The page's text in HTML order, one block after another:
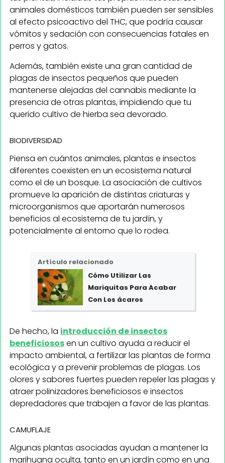
animales domésticos también pueden ser sensibles
al efecto psicoactivo del THC, que podría causar
vómitos y sedación con consecuencias fatales en
perros y gatos.
Además, también existe una gran cantidad de
plagas de insectos pequeños que pueden
mantenerse alejadas del cannabis mediante la
presencia de otras plantas, impidiendo que tu
querido cultivo de hierba sea devorado.
BIODIVERSIDAD
Piensa en cuántos animales, plantas e insectos
diferentes coexisten en un ecosistema natural
como el de un bosque. La asociación de cultivos
promueve la aparición de distintas criaturas y
microorganismos que aportarán numerosos
beneficios al ecosistema de tu jardín, y
potencialmente al entorno que lo rodea.
Artículo relacionado
Cómo Utilizar Las
Mariquitas Para Acabar
Con Los ácaros
De hecho, la introducción de insectos
beneficiososen un cultivo ayuda a reducir el
impacto ambiental, a fertilizar las plantas de forma
ecológica y a prevenir problemas de plagas. Los
olores y sabores fuertes pueden repeler las plagas y
atraer polinizadores beneficiosos e insectos
depredadores que trabajen a favor de las plantas.
CAMUFLAJE
Algunas plantas asociadas ayudan a mantener la
marihuana oculta, tanto en un jardín como en una